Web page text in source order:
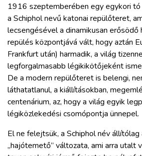
1916 szeptemberében egy egykori
a Schiphol nevű katonai repülőteret,
lecsengésével a dinamikusan erősödő
repülés központjává vált, hogy aztán
Frankfurt után) harmadik, a világ
legforgalmasabb légikikötőjeként
De a modern repülőteret is belengi,
láthatatlanul, a kiállításokban,
centenárium, az, hogy a világ egyik
légiközlekedési csomópontja ünnepel.
El ne felejtsük, a Schiphol név állítólag
„hajótemető” változata, ami arra utalt